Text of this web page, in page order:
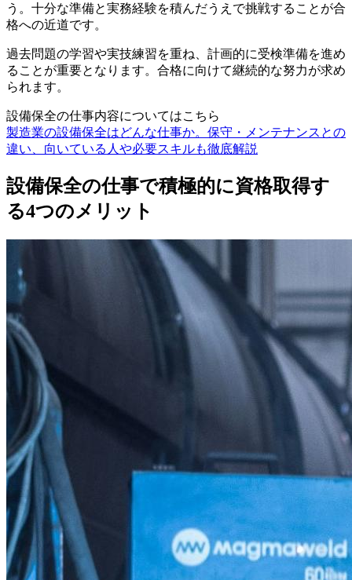
う。十分な準備と実務経験を積んだうえで挑戦することが合
格への近道です。
過去問題の学習や実技練習を重ね、計画的に受検準備を進め
ることが重要となります。合格に向けて継続的な努力が求め
られます。
設備保全の仕事内容についてはこちら
製造業の設備保全はどんな仕事か。保守・メンテナンスとの
違い、向いている人や必要スキルも徹底解説
設備保全の仕事で積極的に資格取得す
る4つのメリット